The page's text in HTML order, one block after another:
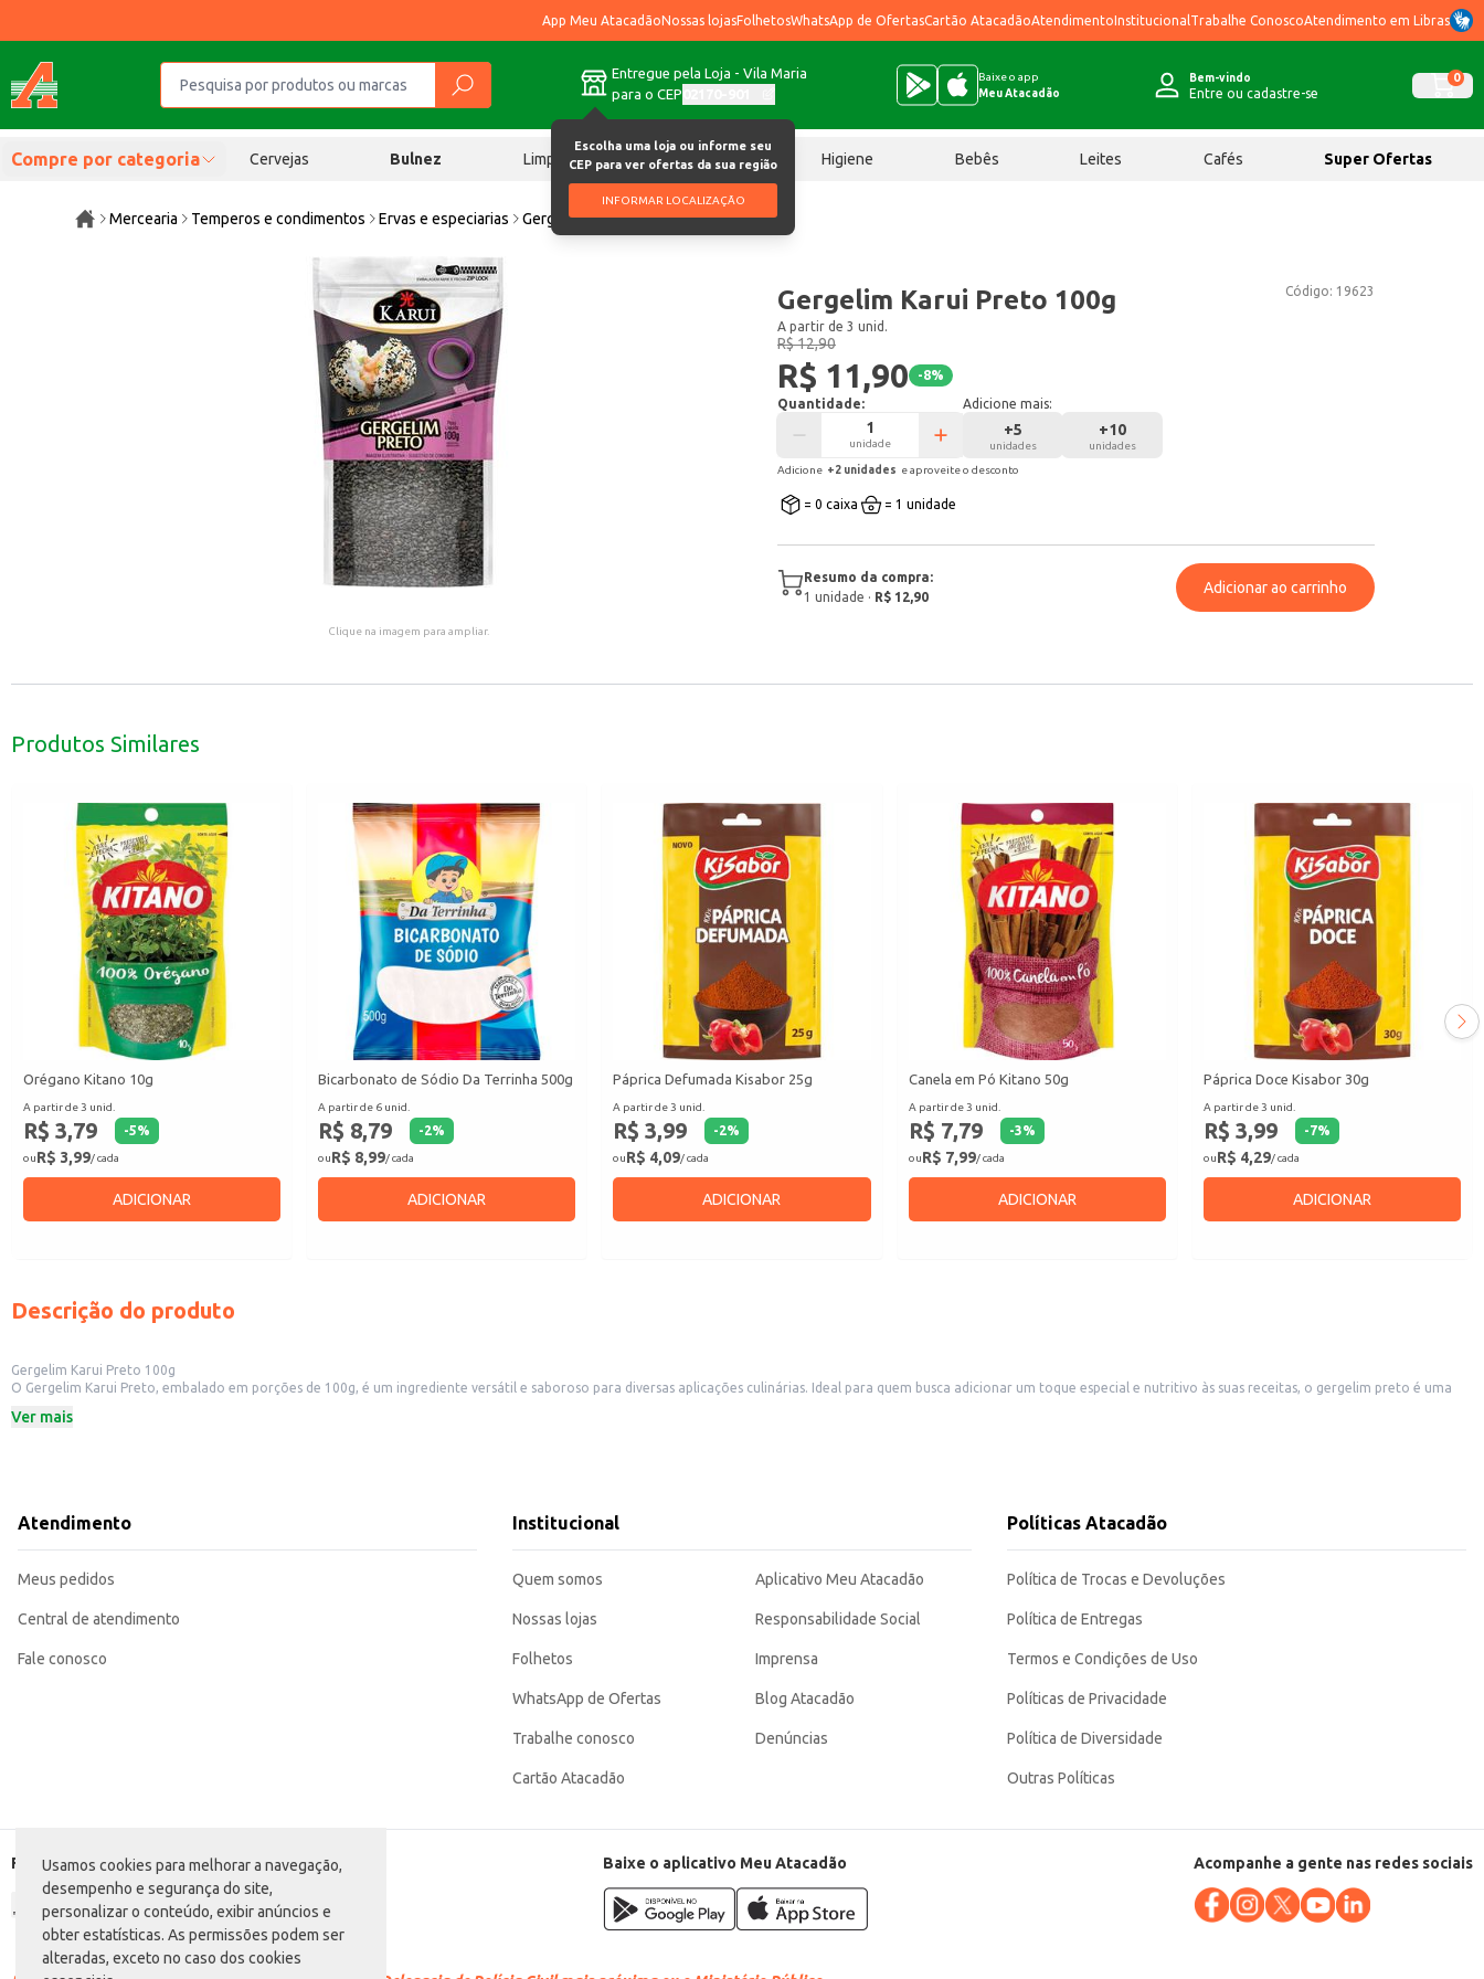
Usamos cookies para melhorar a navegação,
desempenho e segurança do site,
personalizar o conteúdo, exibir anúncios e
obter estatísticas. As permissões podem ser
alteradas, exceto no caso dos cookies
App Meu AtacadãoNossas lojasFolhetosWhatsApp de OfertasCartão AtacadãoAtendimentoInstitucional Trabalhe ConoscoAtendimento em Libras
Entregue pela Loja - Vila Maria
para o CEP
Escolha uma loja ou informe seu
CEP para ver ofertas da sua região
INFORMAR LOCALIZAÇÃO
Baixe o app
Meu Atacadão
Bem-vindo
Entre ou cadastre-se
0
Compre por categoria Cervejas Bulnez Limpeza Chocolates Higiene Bebês Leites Cafés Super Ofertas
Mercearia Temperos e condimentos Ervas e especiarias Gergelim Karui Preto 100g
Clique na imagem para ampliar.
Código: 19623
Gergelim Karui Preto 100g
A partir de 3 unid.
R$ 12,90
R$ 11,90 -8%
Quantidade:
unidade
Adicione mais:
+5
unidades
+10
unidades
Adicione +2 unidades e aproveite o desconto
= 0 caixa = 1 unidade
Resumo da compra:
1 unidade · R$ 12,90
Adicionar ao carrinho
Produtos Similares
Orégano Kitano 10g
A partir de 3 unid.
R$ 3,79 -5%
ouR$ 3,99/ cada
ADICIONAR
Bicarbonato de Sódio Da Terrinha 500g
A partir de 6 unid.
R$ 8,79 -2%
ouR$ 8,99/ cada
ADICIONAR
Páprica Defumada Kisabor 25g
A partir de 3 unid.
R$ 3,99 -2%
ouR$ 4,09/ cada
ADICIONAR
Canela em Pó Kitano 50g
A partir de 3 unid.
R$ 7,79 -3%
ouR$ 7,99/ cada
ADICIONAR
Páprica Doce Kisabor 30g
A partir de 3 unid.
R$ 3,99 -7%
ouR$ 4,29/ cada
ADICIONAR
Descrição do produto
Gergelim Karui Preto 100g
O Gergelim Karui Preto, embalado em porções de 100g, é um ingrediente versátil e saboroso para diversas aplicações culinárias. Ideal para quem busca adicionar um toque especial e nutritivo às suas receitas, o gergelim preto é uma
Dicas de Uso:
O Gergelim Karui Preto 100g é uma escolha prática e saborosa para quem busca qualidade e versatilidade na cozinha, seja para uso pessoal ou para oferecer um diferencial em seus produtos e receitas.
Ver mais
Atendimento
Meus pedidos
Central de atendimento
Fale conosco
Institucional
Quem somos
Nossas lojas
Folhetos
WhatsApp de Ofertas
Trabalhe conosco
Cartão Atacadão
Aplicativo Meu Atacadão
Responsabilidade Social
Imprensa
Blog Atacadão
Denúncias
Políticas Atacadão
Política de Trocas e Devoluções
Política de Entregas
Termos e Condições de Uso
Políticas de Privacidade
Política de Diversidade
Outras Políticas
Formas de pagamento Baixe o aplicativo Meu Atacadão Acompanhe a gente nas redes sociais